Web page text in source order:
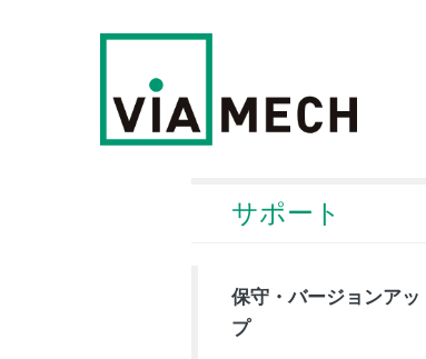
サポート
保守・バージョンアッ
プ